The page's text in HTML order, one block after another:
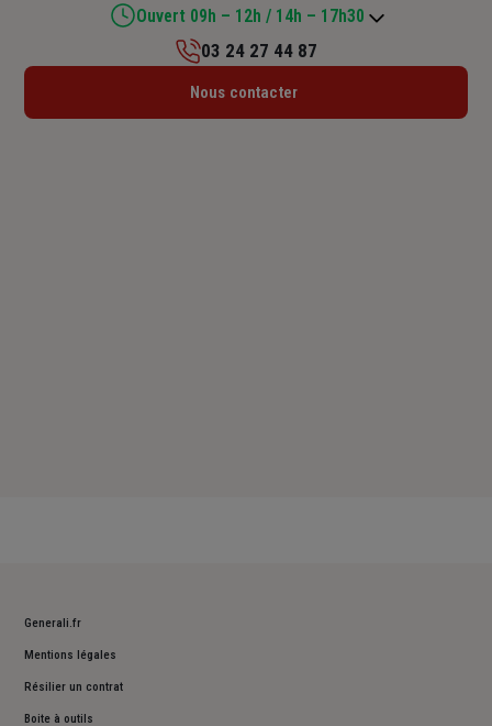
Ouvert 09h – 12h / 14h – 17h30
Lundi : 14h – 17h30
03 24 27 44 87
Nous contacter
Generali.fr
Mentions légales
Résilier un contrat
Boite à outils